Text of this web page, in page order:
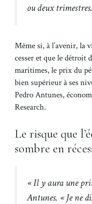
ou deux
Même si, à l’avenir, la
cesser et que le détroit
maritimes, le prix du
bien supérieur à ses
Pedro Antunes,
Research.
Le risque que
sombre en
« Il y aura une
Antunes. « Je ne